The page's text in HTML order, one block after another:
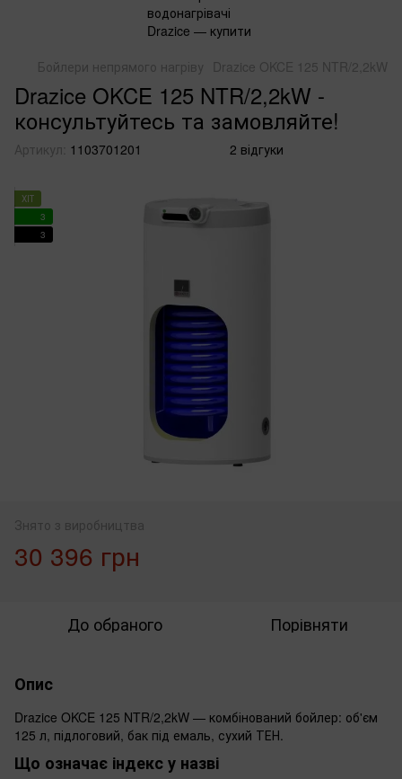
Бойлери непрямого нагріву Drazice OKCE 125 NTR/2,2kW
Drazice OKCE 125 NTR/2,2kW -
консультуйтесь та замовляйте!
Артикул: 1103701201 2 відгуки
ХІТ
3
3
Знято з виробництва
30 396 грн
До обраного Порівняти
Опис
Drazice OKCE 125 NTR/2,2kW — комбінований бойлер: об'єм
125 л, підлоговий, бак під емаль, сухий ТЕН.
Що означає індекс у назві